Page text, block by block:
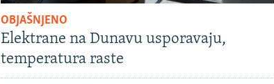
OBJAŠNJENO
Elektrane na Dunavu usporavaju,
temperatura raste